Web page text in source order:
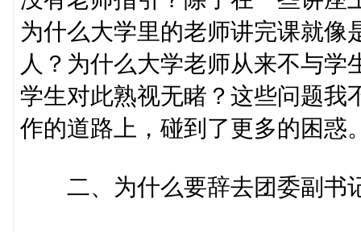
为什么大学里的老师讲完课就像
人？为什么大学老师从来不与
学生对此熟视无睹？这些问题我
作的道路上，碰到了更多的困惑
二、为什么要辞去团委副书